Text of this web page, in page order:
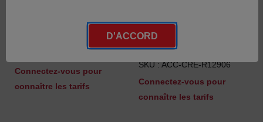
Connectez-vous pour
connaître les tarifs
mm pour HandyPROBE
Next
SKU : ACC-CRE-R12906
Connectez-vous pour
connaître les tarifs
D'ACCORD